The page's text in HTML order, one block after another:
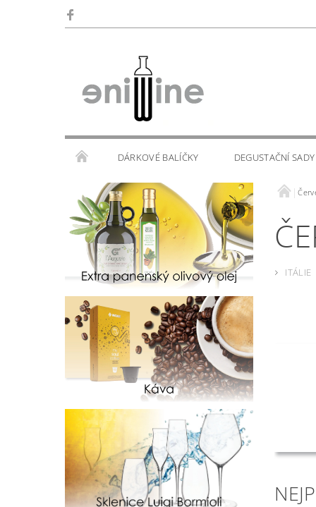
DÁRKOVÉ BALÍČKY DEGUSTAČNÍ SADY
SKLENIČKY KALENDÁŘ AKCÍ WINE
ITÁLIE